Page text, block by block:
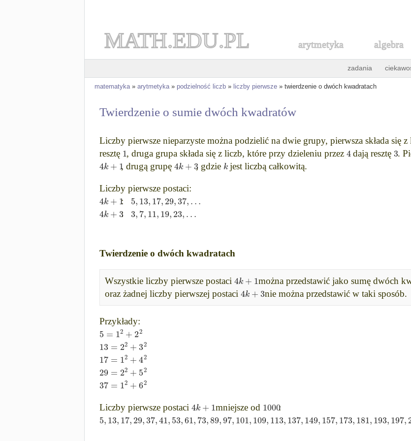
MATH.EDU.PL arytmetyka algebra
zadania
matematyka» arytmetyka» podzielność liczb » liczby pierwsze » twierdzenie o dwóch kwadratach
Twierdzenie o sumie dwóch kwadratów
Liczby pierwsze nieparzyste można podzielić na dwie grupy, pierwsza składa się
resztę 1, druga grupa składa się z liczb, które przy dzieleniu przez4dają resztę3.
4k+ 1, drugą grupę 4k+3, gdzie kjest liczbą całkowitą.
Liczby pierwsze postaci:
4k+ 1: 5,13,17,29,37,…
4k+3: 3,7,11,19,23,…
Twierdzenie o dwóch kwadratach
Wszystkie liczby pierwsze postaci 4k+ 1można przedstawić jako sumę dwóch
oraz żadnej liczby pierwszej postaci 4k+3nie można przedstawić w taki sposób.
Przykłady:
5 = 12 + 22
13 = 22 +32
17 = 12 +42
29 = 22 + 52
37 = 12 +62
Liczby pierwsze postaci 4k+ 1mniejsze od 1000:
5,13,17,29,37,41,53,61,73,89,97,101,109,113,137,149,157,173,181,193,197,